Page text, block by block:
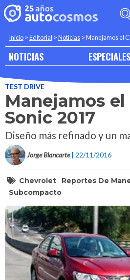
Inicio >Editorial >Noticias >Manejamos el
NOTICIAS ESPECIALES
TEST DRIVE
Manejamos
Sonic 2017
Diseño más refinado y un
Jorge Blancarte | 22/11/2016
Chevrolet Reportes De
Subcompacto